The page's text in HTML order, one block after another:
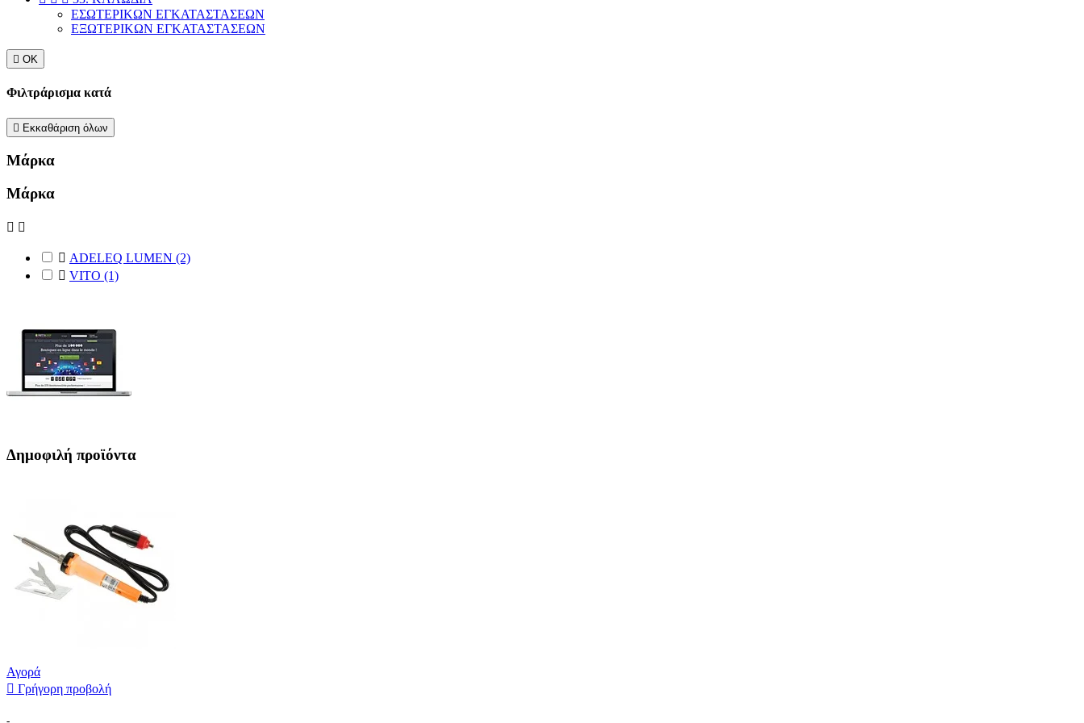
ΕΣΩΤΕΡΙΚΩΝ ΕΓΚΑΤΑΣΤΑΣΕΩΝ
ΕΞΩΤΕΡΙΚΩΝ ΕΓΚΑΤΑΣΤΑΣΕΩΝ
 ΟΚ
Φιλτράρισμα κατά
 Εκκαθάριση όλων
Μάρκα
Μάρκα
 
 ADELEQ LUMEN (2)
 VITO (1)
Δημοφιλή προϊόντα
Αγορά
 Γρήγορη προβολή